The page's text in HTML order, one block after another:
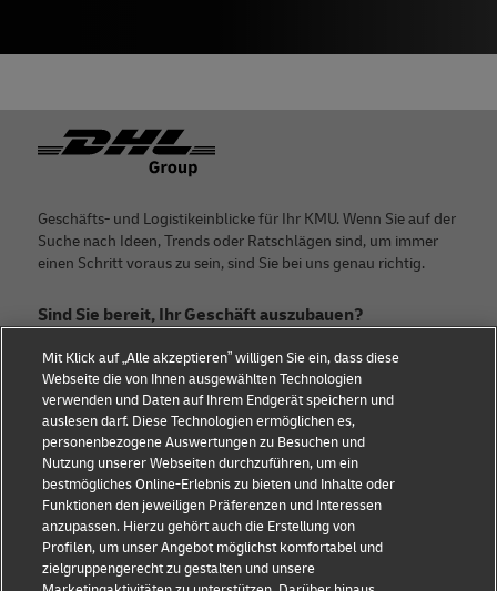
Footer
Geschäfts- und Logistikeinblicke für Ihr KMU. Wenn Sie auf der
Suche nach Ideen, Trends oder Ratschlägen sind, um immer
einen Schritt voraus zu sein, sind Sie bei uns genau richtig.
Sind Sie bereit, Ihr Geschäft auszubauen?
Treten Sie noch heute der Discover-Community bei.
Kategorien
Beratung für kleine
Unternehmen
E-Commerce-Beratung
B2B-Beratung
Firma
Über DHL
Kontakt
Pressezentrum
Mit Klick auf „Alle akzeptieren” willigen Sie ein, dass diese
Webseite die von Ihnen ausgewählten Technologien
verwenden und Daten auf Ihrem Endgerät speichern und
auslesen darf. Diese Technologien ermöglichen es,
personenbezogene Auswertungen zu Besuchen und
Nutzung unserer Webseiten durchzuführen, um ein
bestmögliches Online-Erlebnis zu bieten und Inhalte oder
Funktionen den jeweiligen Präferenzen und Interessen
anzupassen. Hierzu gehört auch die Erstellung von
Profilen, um unser Angebot möglichst komfortabel und
zielgruppengerecht zu gestalten und unsere